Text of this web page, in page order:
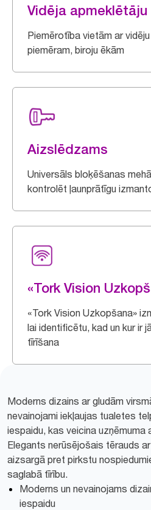
Vidēja apmeklētāju
Piemērotība vietām ar
piemēram, biroju ēkām
Aizslēdzams
Universāls bloķēšanas
kontrolēt ļaunprātīgu
«Tork Vision
«Tork Vision Uzkopšana»
lai identificētu, kad un kur ir
tīrīšana
Moderns dizains ar gludām
nevainojami iekļaujas tualetes
iespaidu, kas veicina
Elegants nerūsējošais tērauds
aizsargā pret pirkstu
saglabā tīrību.
Moderns un nevainojams
iespaidu